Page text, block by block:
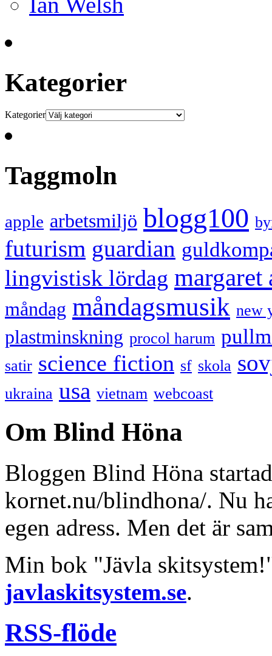
Kategorier
Kategorier
Taggmoln
apple arbetsmiljö blogg100
futurism guardian
lingvistisk lördag margaret
måndag måndagsmusik new
plastminskning procol harum
satir science fiction sf skola
ukraina usa vietnam webcoast
Om Blind Höna
Bloggen Blind Höna
kornet.nu/blindhona/. Nu
egen adress. Men det är
Min bok "Jävla
javlaskitsystem.se.
RSS-flöde